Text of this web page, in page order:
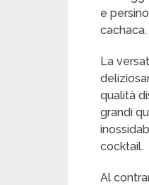
e
cachaca.
La
qualità
grandi
cocktail.
Al